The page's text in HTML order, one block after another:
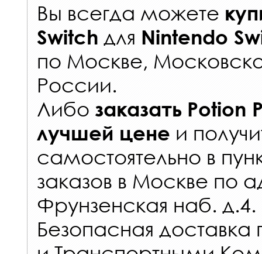
Вы всегда можете
Switch для Nintendo
по Москве,
России.
Либо заказать Potion
лучшей цене и
самостоятельно в
заказов в Москве по
Фрунзенская наб. д.4.
Безопасная